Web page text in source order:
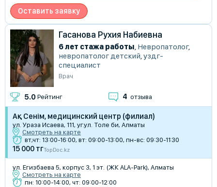
Оставить заявку
Гасанова Рухия Набиевна
6 лет стажа работы, Невропатолог,
невропатолог детский,уздг-
специалист
Врач
5.0 Рейтинг 4 отзыва
Ақ Сенім, медицинский центр (филиал)
ул. Ураза Исаева, 111, уг.ул. Толе би, Алматы
Смотреть на карте
вт,чт: 13:00-16:00, вт: 09:00-13:00, пн-вс: 09:30-11:30
15 000 тгTopDoc.kz
ул. Егизбаева 5, корпус 3, 1 эт. (ЖК ALA-Park), Алматы
Смотреть на карте
пн: 10:00-14:00, чт: 09:00-12:00